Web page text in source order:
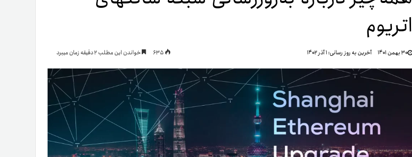
اتریوم
۳۰ بهمن ۱۴۰۱ آخرین به روز رسانی:۱ آذر ۱۴۰۲ خواندن این مطلب 2 دقیقه زمان میبرد